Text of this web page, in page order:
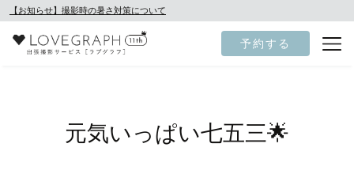
【お知らせ】撮影時の暑さ対策について
予約する
元気いっぱい七五三🌟